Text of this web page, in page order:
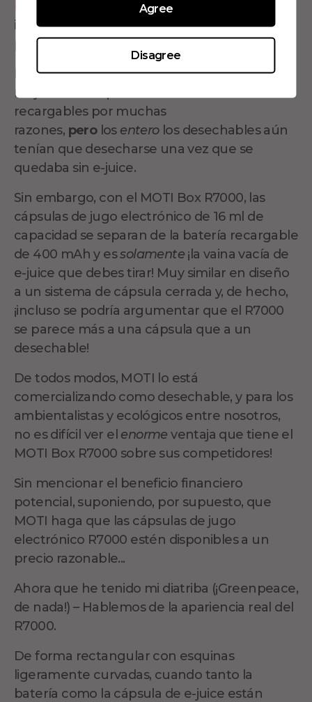
, mientras que la
incluso el Voltable son increíblemente
populares entre nuestro equipo de revisión.
Estos dispositivos más grandes son una gran
mejora con respecto a los desechables no
recargables por muchas
razones, pero los entero los desechables aún
tenían que desecharse una vez que se
quedaba sin e-juice.
Sin embargo, con el MOTI Box R7000, las
cápsulas de jugo electrónico de 16 ml de
capacidad se separan de la batería recargable
de 400 mAh y es solamente ¡la vaina vacía de
e-juice que debes tirar! Muy similar en diseño
a un sistema de cápsula cerrada y, de hecho,
¡incluso se podría argumentar que el R7000
se parece más a una cápsula que a un
desechable!
De todos modos, MOTI lo está
comercializando como desechable, y para los
ambientalistas y ecológicos entre nosotros,
no es difícil ver el enorme ventaja que tiene el
MOTI Box R7000 sobre sus competidores!
Sin mencionar el beneficio financiero
potencial, suponiendo, por supuesto, que
MOTI haga que las cápsulas de jugo
electrónico R7000 estén disponibles a un
precio razonable...
Ahora que he tenido mi diatriba (¡Greenpeace,
de nada!) – Hablemos de la apariencia real del
R7000.
De forma rectangular con esquinas
ligeramente curvadas, cuando tanto la
batería como la cápsula de e-juice están
Agree
Disagree